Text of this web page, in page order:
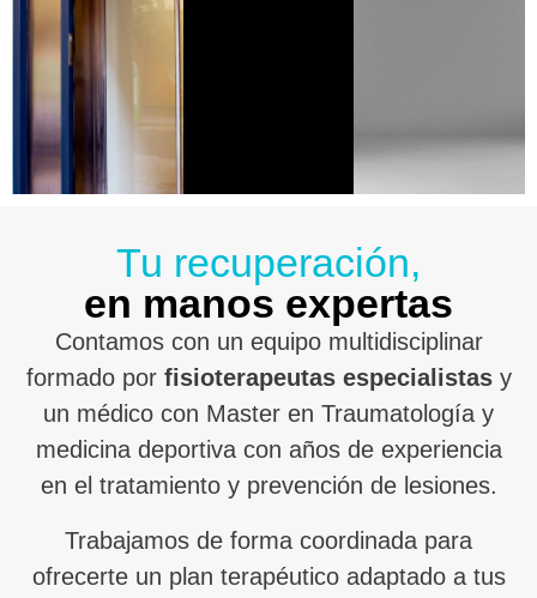
Tu recuperación,
en manos expertas
Contamos con un equipo multidisciplinar
formado por fisioterapeutas especialistasy
un médico con Master en Traumatología y
medicina deportiva con años de experiencia
en el tratamiento y prevención de lesiones.
Trabajamos de forma coordinada para
ofrecerte un plan terapéutico adaptado a tus